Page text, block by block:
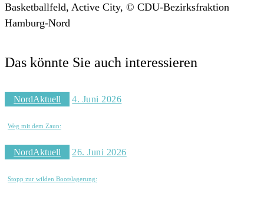
Basketballfeld, Active City, © CDU-Bezirksfraktion
Hamburg-Nord
Das könnte Sie auch interessieren
NordAktuell 4. Juni 2026
Weg mit dem Zaun:
NordAktuell 26. Juni 2026
Stopp zur wilden Bootslagerung: